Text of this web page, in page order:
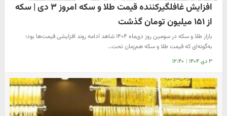
افزایش غافلگیرکننده قیمت طلا و سکه امروز ۳ دی‌ | سکه
از ۱۵۱ میلیون تومان گذشت
بازار طلا و سکه در سومین روز دی‌ماه ۱۴۰۴ شاهد ادامه روند افزایشی قیمت‌ها بود؛
به‌گونه‌ای که قیمت طلا و سکه هم‌زمان تحت…
۳ دی ۱۴۰۴ | ۱۲:۴۰